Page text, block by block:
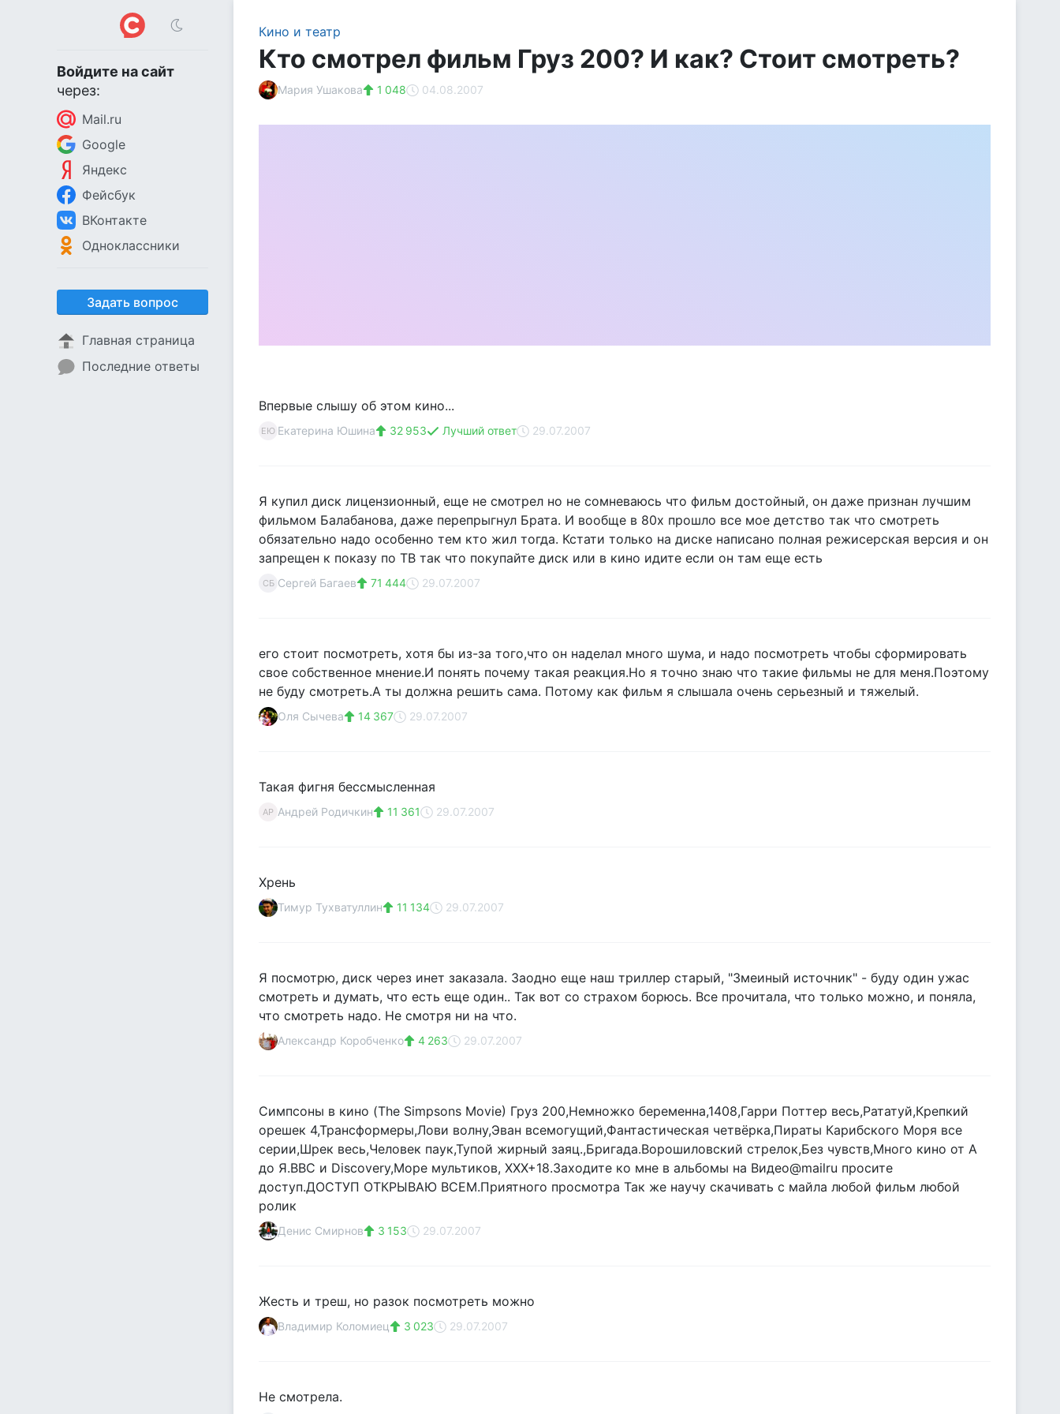
Войдите на сайт
через:
Mail.ru
Google
Яндекс
Фейсбук
ВКонтакте
Одноклассники
Задать вопрос
Главная страница
Последние ответы
Кино и театр
Кто смотрел фильм Груз 200? И как? Стоит смотреть?
Мария Ушакова 1 048 04.08.2007
Впервые слышу об этом кино...
ЕЮ Екатерина Юшина 32 953 Лучший ответ 29.07.2007
Я купил диск лицензионный, еще не смотрел но не сомневаюсь что фильм достойный, он даже признан лучшим
фильмом Балабанова, даже перепрыгнул Брата. И вообще в 80х прошло все мое детство так что смотреть
обязательно надо особенно тем кто жил тогда. Кстати только на диске написано полная режисерская версия и он
запрещен к показу по ТВ так что покупайте диск или в кино идите если он там еще есть
СБ Сергей Багаев 71 444 29.07.2007
его стоит посмотреть, хотя бы из-за того,что он наделал много шума, и надо посмотреть чтобы сформировать
свое собственное мнение.И понять почему такая реакция.Но я точно знаю что такие фильмы не для меня.Поэтому
не буду смотреть.А ты должна решить сама. Потому как фильм я слышала очень серьезный и тяжелый.
Оля Сычева 14 367 29.07.2007
Такая фигня бессмысленная
АР Андрей Родичкин 11 361 29.07.2007
Хрень
Тимур Тухватуллин 11 134 29.07.2007
Я посмотрю, диск через инет заказала. Заодно еще наш триллер старый, "Змеиный источник" - буду один ужас
смотреть и думать, что есть еще один.. Так вот со страхом борюсь. Все прочитала, что только можно, и поняла,
что смотреть надо. Не смотря ни на что.
Александр Коробченко 4 263 29.07.2007
Симпсоны в кино (The Simpsons Movie) Груз 200,Немножко беременна,1408,Гарри Поттер весь,Рататуй,Крепкий
орешек 4,Трансформеры,Лови волну,Эван всемогущий,Фантастическая четвёрка,Пираты Карибского Моря все
серии,Шрек весь,Человек паук,Тупой жирный заяц.,Бригада.Ворошиловский стрелок,Без чувств,Много кино от А
до Я.ВВС и Discovery,Море мультиков, ХХХ+18.Заходите ко мне в альбомы на Видео@mailru просите
доступ.ДОСТУП ОТКРЫВАЮ ВСЕМ.Приятного просмотра Так же научу скачивать с майла любой фильм любой
ролик
Денис Смирнов 3 153 29.07.2007
Жесть и треш, но разок посмотреть можно
Владимир Коломиец 3 023 29.07.2007
Не смотрела.